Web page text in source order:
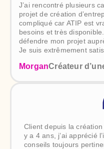
J’ai rencontré plusieurs
projet de création
compliqué car ATIP est
besoins et très
défendre mon projet
Je suis extrêmement
MorganCréateur
Client depuis la
y a 4 ans, j’ai apprécié
conseils toujours